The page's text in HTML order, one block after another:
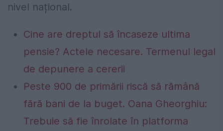
nivel național.
Cine are dreptul să încaseze ultima
pensie? Actele necesare. Termenul legal
de depunere a cererii
Peste 900 de primării riscă să rămână
fără bani de la buget. Oana Gheorghiu:
Trebuie să fie înrolate în platforma